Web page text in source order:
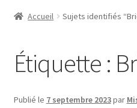
Accueil Sujets identifiés
Étiquette :
Publié le 7 septembre 2023par